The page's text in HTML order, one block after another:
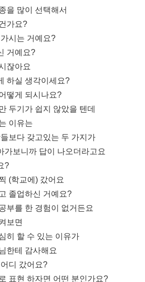
을 많이 선택해서
가요?
시는 거예요?
거예요?
잖아요
하실 생각이세요?
떻게 되시나요?
두기가 쉽지 않았을 텐데
이유는
보다 갖고있는 두 가지가
가보니까 답이 나오더라고요
?
(학교에) 갔어요
졸업하신 거예요?
부를 한 경험이 없거든요
보면
히 할 수 있는 이유가
한테 감사해요
디 갔어요?
표현 하자면 어떤 분인가요?